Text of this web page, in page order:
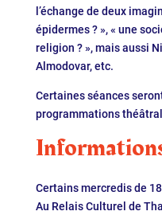
l’échange de deux
épidermes ? », « une
religion ? », mais aussi
Almodovar, etc.
Certaines séances
programmations
Certains mercredis de
Au Relais Culturel de